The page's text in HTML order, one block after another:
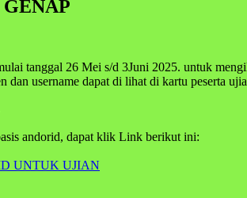
tanggal 26 Mei s/d 3Juni 2025. untuk
dan username dapat di lihat di kartu peserta
andorid, dapat klik Link berikut ini:
UNTUK UJIAN